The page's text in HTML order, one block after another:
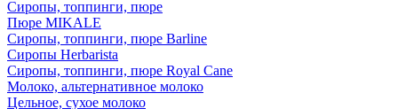
Сиропы, топпинги, пюре
Пюре MIKALE
Сиропы, топпинги, пюре Barline
Сиропы Herbarista
Сиропы, топпинги, пюре Royal Cane
Молоко, альтернативное молоко
Цельное, сухое молоко